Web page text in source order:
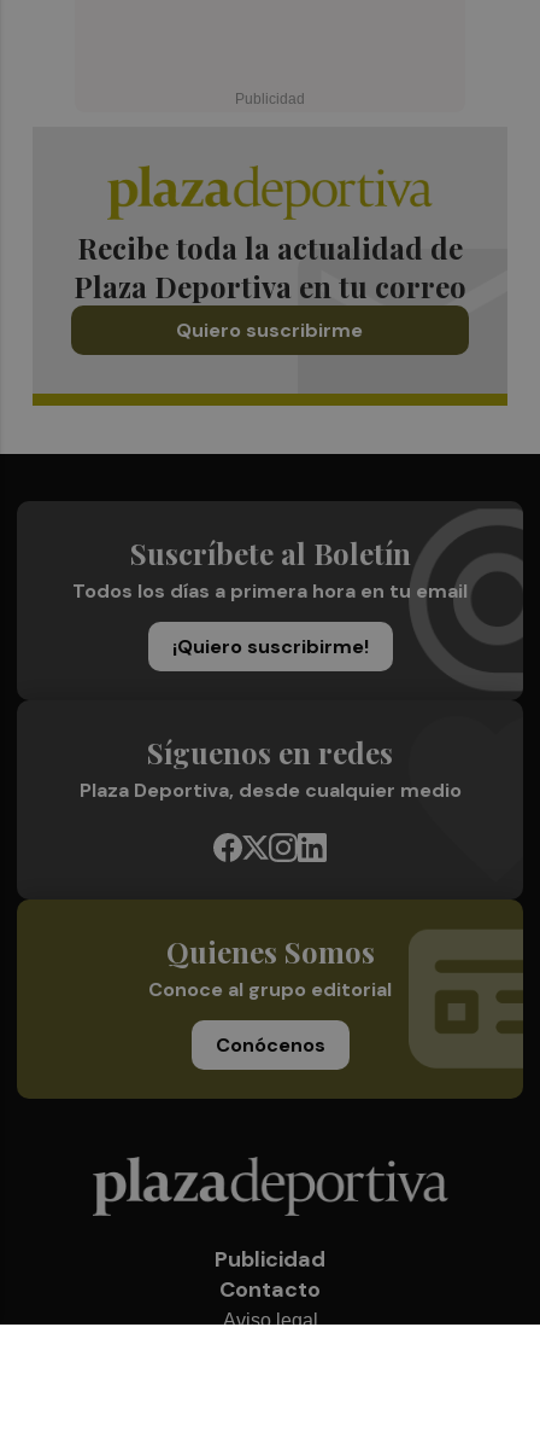
Recibe toda la actualidad de
Plaza Deportiva en tu correo
Quiero suscribirme
Suscríbete al Boletín
Todos los días a primera hora en tu email
¡Quiero suscribirme!
Síguenos en redes
Plaza Deportiva, desde cualquier medio
Quienes Somos
Conoce al grupo editorial
Conócenos
Publicidad
Contacto
Aviso legal